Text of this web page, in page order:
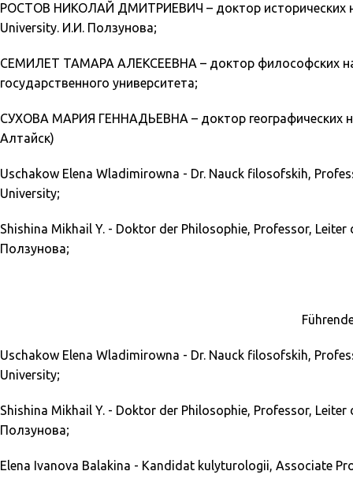
РОСТОВ НИКОЛАЙ ДМИТРИЕВИЧ – доктор исторических
University. И.И. Ползунова;
СЕМИЛЕТ ТАМАРА АЛЕКСЕЕВНА – доктор философских
государственного университета;
СУХОВА МАРИЯ ГЕННАДЬЕВНА – доктор географических
Алтайск)
Uschakow Elena Wladimirowna - Dr. Nauck filosofskih,
University;
Shishina Mikhail Y. - Doktor der Philosophie, Professor,
Ползунова;
Uschakow Elena Wladimirowna - Dr. Nauck filosofskih,
University;
Shishina Mikhail Y. - Doktor der Philosophie, Professor,
Ползунова;
Elena Ivanova Balakina - Kandidat kulyturologii, Associate